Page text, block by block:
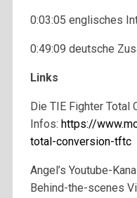
0:03:05 englisches
0:49:09 deutsche
Links
Die TIE Fighter Total
Infos: https://
total-conversion-tftc
Angel’s Youtube-
Behind-the-scenes